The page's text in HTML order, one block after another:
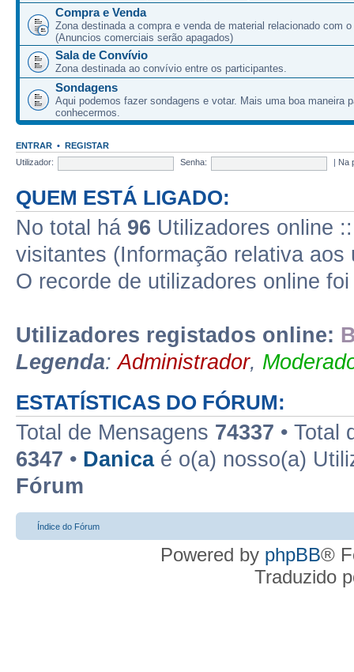
Compra e Venda
Zona destinada a compra e venda de material relacionado com
(Anuncios comerciais serão apagados)
Sala de Convívio
Zona destinada ao convívio entre os participantes.
Sondagens
Aqui podemos fazer sondagens e votar. Mais uma boa maneira
conhecermos.
ENTRAR • REGISTAR
Utilizador:
Senha: Na
QUEM ESTÁ LIGADO:
No total há 96 Utilizadores online
visitantes (Informação relativa
O recorde de utilizadores online
Utilizadores registados online:
Legenda:Administrador,
ESTATÍSTICAS DO FÓRUM:
Total de Mensagens 74337 • Total
6347 • Danicaé o(a) nosso(a)
Fórum
Índice do Fórum
Powered by phpBB®
Traduzido